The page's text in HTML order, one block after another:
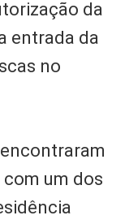
da
entrada da
no
um dos